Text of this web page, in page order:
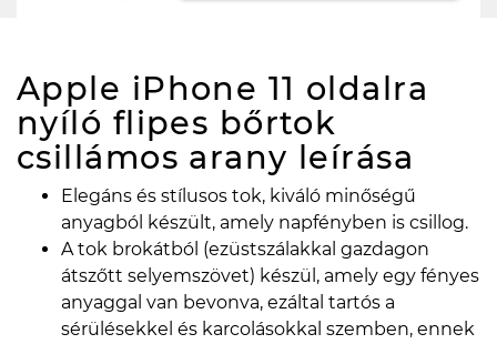
Apple iPhone 11 oldalra
nyíló flipes bőrtok
csillámos arany leírása
Elegáns és stílusos tok, kiváló minőségű
anyagból készült, amely napfényben is csillog.
A tok brokátból (ezüstszálakkal gazdagon
átszőtt selyemszövet) készül, amely egy fényes
anyaggal van bevonva, ezáltal tartós a
sérülésekkel és karcolásokkal szemben, ennek